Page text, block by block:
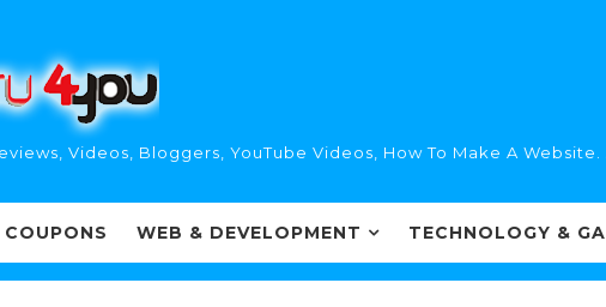
Videos, Bloggers, YouTube Videos, How To Make A
COUPONS WEB & DEVELOPMENT TECHNOLOGY &